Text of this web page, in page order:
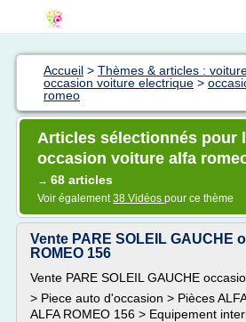
Accueil > Thèmes & articles :
occasion voiture electrique >
romeo
Articles sélectionnés pour
occasion voiture alfa
→ 68 articles
Voir également38 Vidéos pour ce thème
Vente PARE SOLEIL GAUCHE
ROMEO 156
Vente PARE SOLEIL GAUCHE
> Piece auto d'occasion > Pièces
ALFA ROMEO 156 > Equipement